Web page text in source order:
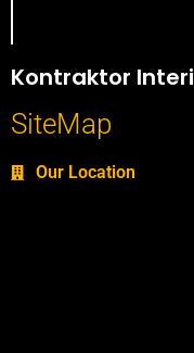
Kontraktor
SiteMap
Our Location